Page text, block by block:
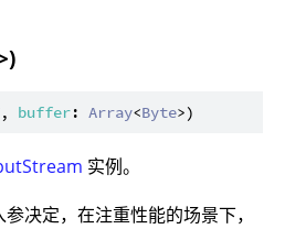
, buffer: Array<Byte
实例。
决定，在注重性能的场景下，